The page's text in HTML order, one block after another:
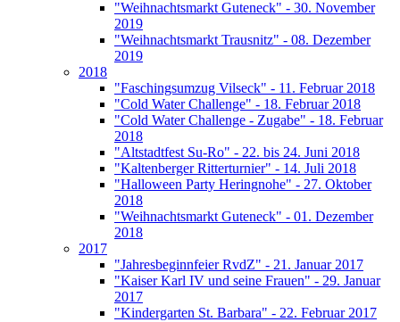
"Weihnachtsmarkt Guteneck" - 30. November
2019
"Weihnachtsmarkt Trausnitz" - 08. Dezember
2019
2018
"Faschingsumzug Vilseck" - 11. Februar 2018
"Cold Water Challenge" - 18. Februar 2018
"Cold Water Challenge - Zugabe" - 18. Februar
2018
"Altstadtfest Su-Ro" - 22. bis 24. Juni 2018
"Kaltenberger Ritterturnier" - 14. Juli 2018
"Halloween Party Heringnohe" - 27. Oktober
2018
"Weihnachtsmarkt Guteneck" - 01. Dezember
2018
2017
"Jahresbeginnfeier RvdZ" - 21. Januar 2017
"Kaiser Karl IV und seine Frauen" - 29. Januar
2017
"Kindergarten St. Barbara" - 22. Februar 2017